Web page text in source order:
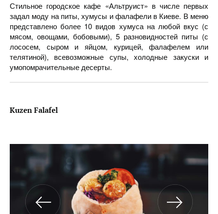
Стильное городское кафе «Альтруист» в числе первых
задал моду на питы, хумусы и фалафели в Киеве. В меню
представлено более 10 видов хумуса на любой вкус (с
мясом, овощами, бобовыми), 5 разновидностей питы (с
лососем, сыром и яйцом, курицей, фалафелем или
телятиной), всевозможные супы, холодные закуски и
умопомрачительные десерты.
Kuzen Falafel